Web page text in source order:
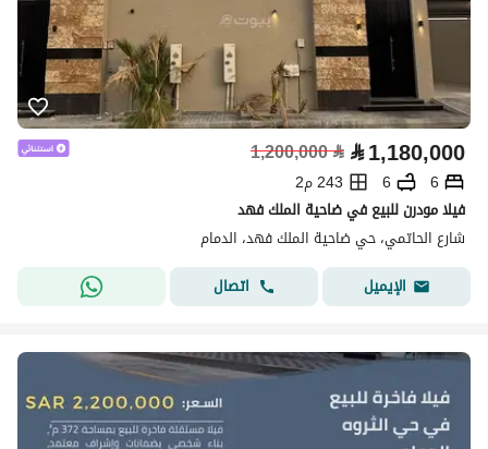
⃁1,180,000
⃁
1,200,000
6
6
243 م2
فيلا مودرن للبيع في ضاحية الملك فهد
شارع الحاتمي، حي ضاحية الملك فهد، الدمام
الإيميل
اتصال